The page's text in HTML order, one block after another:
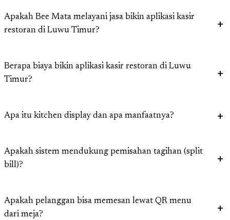
Apakah Bee Mata melayani jasa bikin aplikasi kasir
restoran di Luwu Timur?
Berapa biaya bikin aplikasi kasir restoran di Luwu
Timur?
Apa itu kitchen display dan apa manfaatnya?
Apakah sistem mendukung pemisahan tagihan (split
bill)?
Apakah pelanggan bisa memesan lewat QR menu
dari meja?